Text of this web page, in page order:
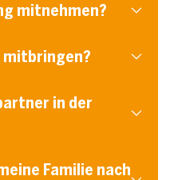
mitnehmen?
mitbringen?
in der
Familie nach